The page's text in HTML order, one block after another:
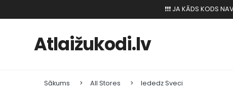
❗️❗️❗️ JA KĀDS KODS
Atlaižukodi.lv
Sākums All Stores Iededz Sveci